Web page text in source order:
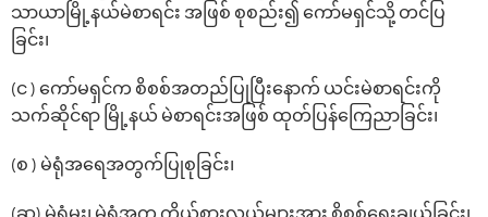
သာယာမြို့နယ်မဲစာရင်း အဖြစ် စုစည်း၍ ကော်မရှင်သို့ တင်ပြ
ခြင်း၊
(င ) ကော်မရှင်က စိစစ်အတည်ပြုပြီးနောက် ယင်းမဲစာရင်းကို
သက်ဆိုင်ရာ မြို့နယ် မဲစာရင်းအဖြစ် ထုတ်ပြန်ကြေညာခြင်း၊
(စ ) မဲရုံအ‌ရေအတွက်ပြုစုခြင်း၊